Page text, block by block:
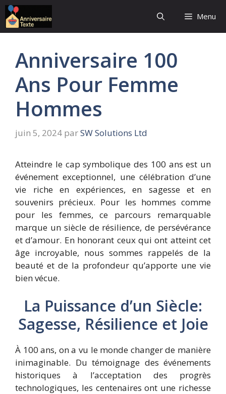
Aller
au
contenu
Menu
Anniversaire 100
Ans Pour Femme
Hommes
juin 5, 2024 parSW Solutions Ltd
Atteindre le cap symbolique des 100 ans est un
événement exceptionnel, une célébration d’une
vie riche en expériences, en sagesse et en
souvenirs précieux. Pour les hommes comme
pour les femmes, ce parcours remarquable
marque un siècle de résilience, de persévérance
et d’amour. En honorant ceux qui ont atteint cet
âge incroyable, nous sommes rappelés de la
beauté et de la profondeur qu’apporte une vie
bien vécue.
La Puissance d’un Siècle:
Sagesse, Résilience et Joie
À 100 ans, on a vu le monde changer de manière
inimaginable. Du témoignage des événements
historiques à l’acceptation des progrès
technologiques, les centenaires ont une richesse